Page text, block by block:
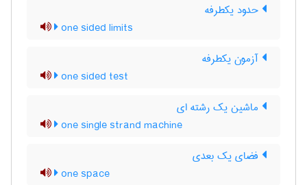
حدود یکطرفه
one sided limits
آزمون یکطرفه
one sided test
ماشین یک رشته ای
one single strand machine
فضای یک بعدی
one space